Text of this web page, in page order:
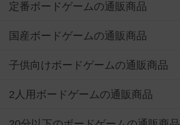
定番ボードゲームの通販商品
国産ボードゲームの通販商品
子供向けボードゲームの通販商品
2人用ボードゲームの通販商品